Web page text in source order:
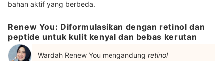
bahan aktif yang berbeda.
Renew You: Diformulasikan dengan retinol dan
peptide untuk kulit kenyal dan bebas kerutan
Wardah Renew You mengandung retinol